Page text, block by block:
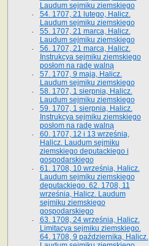
Laudum sejmiku ziemskiego
54. 1707, 21 lutego, Halicz.
Laudum sejmiku ziemskiego
55. 1707, 21 marca, Halicz.
Laudum sejmiku ziemskiego
56. 1707, 21 marca, Halicz.
Instrukcya sejmiku ziemskiego
posłom na radę walną
57. 1707, 9 maja, Halicz.
Laudum sejmiku ziemskiego
58. 1707, 1 sierpnia, Halicz.
Laudum sejmiku ziemskiego
59. 1707, 1 sierpnia, Halicz.
Instrukcya sejmiku ziemskiego
posłom na radę walną
60. 1707, 12 i 13 września,
Halicz. Laudum sejmiku
ziemskiego deputackiego i
gospodarskiego
61. 1708, 10 września, Halicz.
Laudum sejmiku ziemskiego
deputackiego. 62. 1708, 11
września, Halicz. Laudum
sejmiku ziemskiego
gospodarskiego
63. 1708, 24 września, Halicz.
Limitacya sejmiku ziemskiego.
64. 1708, 9 października, Halicz.